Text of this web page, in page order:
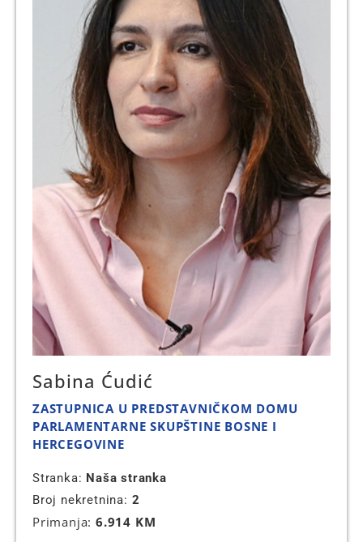
Sabina Ćudić
ZASTUPNICA U PREDSTAVNIČKOM DOMU
PARLAMENTARNE SKUPŠTINE BOSNE I
HERCEGOVINE
Stranka: Naša stranka
Broj nekretnina: 2
Primanja: 6.914 KM